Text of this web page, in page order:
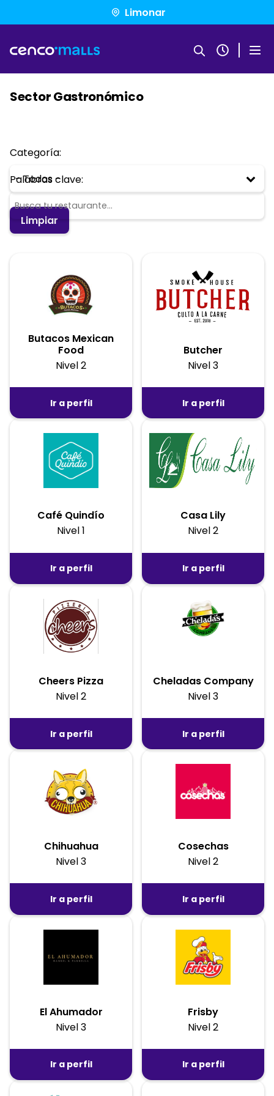
contenido
Limonar
Sector Gastronómico
Categoría:
Palabras clave:
Ir a perfil
Butacos Mexican
Food
Nivel 2
Ir a perfil
Butcher
Nivel 3
Ir a perfil
Café Quindío
Nivel 1
Ir a perfil
Casa Lily
Nivel 2
Ir a perfil
Cheers Pizza
Nivel 2
Ir a perfil
Cheladas Company
Nivel 3
Ir a perfil
Chihuahua
Nivel 3
Ir a perfil
Cosechas
Nivel 2
Ir a perfil
El Ahumador
Nivel 3
Ir a perfil
Frisby
Nivel 2